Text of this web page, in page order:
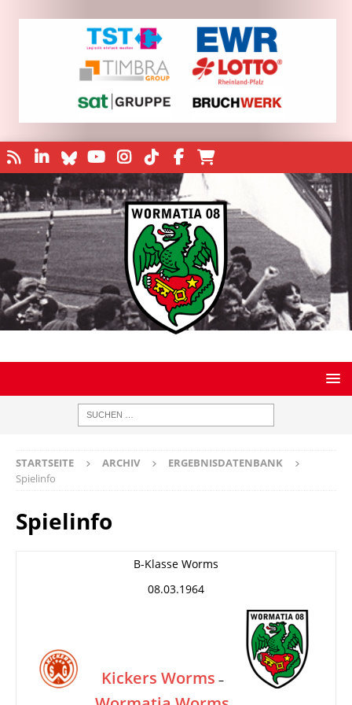
STARTSEITE ARCHIV
ERGEBNISDATENBANK
Spielinfo
Spielinfo
B-Klasse Worms
08.03.1964
Kickers Worms –